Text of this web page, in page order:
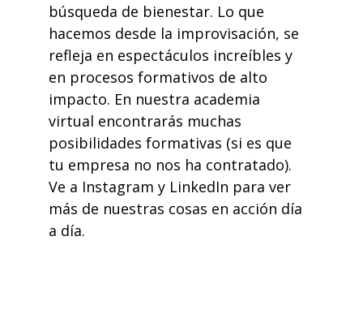
búsqueda de bienestar. Lo que
hacemos desde la improvisación, se
refleja en espectáculos increíbles y
en procesos formativos de alto
impacto. En nuestra academia
virtual encontrarás muchas
posibilidades formativas (si es que
tu empresa no nos ha contratado).
Ve a Instagram y LinkedIn para ver
más de nuestras cosas en acción día
a día.